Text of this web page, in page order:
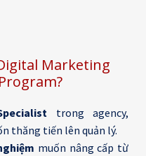
trong agency,
thăng tiến lên quản lý.
muốn nâng cấp từ
Marketing